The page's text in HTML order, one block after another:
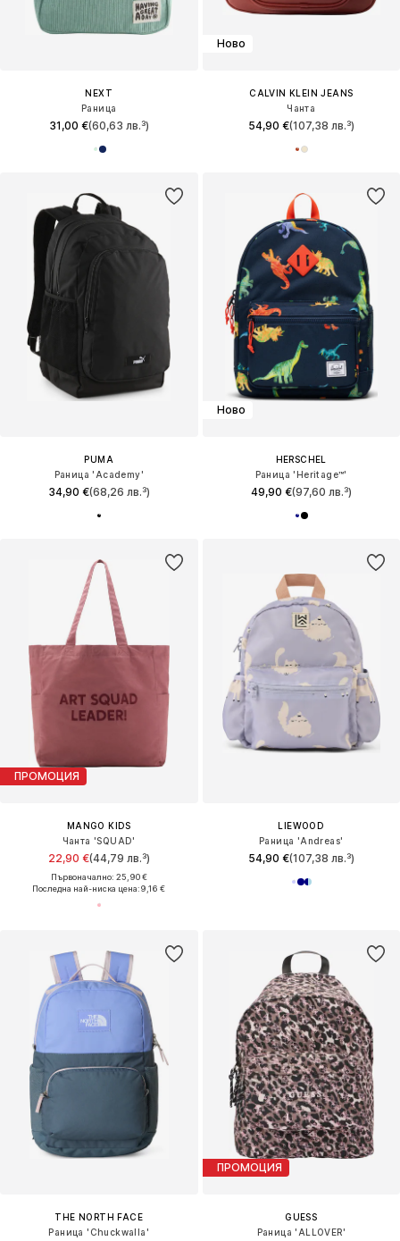
NEXT
Раница
31,00 €(60,63 лв.³)
Ново
CALVIN KLEIN JEANS
Чанта
54,90 €(107,38 лв.³)
PUMA
Раница 'Academy'
34,90 €(68,26 лв.³)
Ново
HERSCHEL
Раница 'Heritage™'
49,90 €(97,60 лв.³)
ПРОМОЦИЯ
MANGO KIDS
Чанта 'SQUAD'
22,90 €(44,79 лв.³)
Първоначално: 25,90 €
Последна най-ниска цена:9,16 €
LIEWOOD
Раница 'Andreas'
54,90 €(107,38 лв.³)
THE NORTH FACE
Раница 'Chuckwalla'
ПРОМОЦИЯ
GUESS
Раница 'ALLOVER'